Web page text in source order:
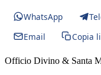
WhatsApp
Email
Copia
Officio Divino & Santa